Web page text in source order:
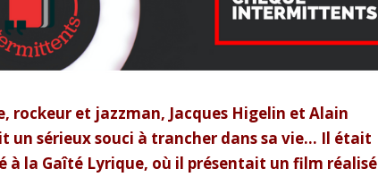
et jazzman, Jacques Higelin et Alain
un sérieux souci à trancher dans sa vie… Il était
à la Gaîté Lyrique, où il présentait un film réalisé